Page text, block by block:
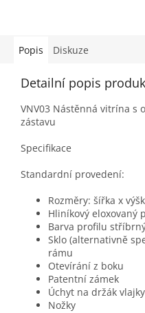
Popis Diskuze
Detailní popis
VNV03 Nástěnná vitrína s
zástavu
Specifikace
Standardní provedení:
Rozměry: šířka x
Hliníkový eloxovaný
Barva profilu
Sklo (alternativně
rámu
Otevírání z boku
Patentní zámek
Úchyt na držák vlajky
Nožky